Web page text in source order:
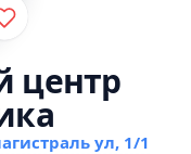
центр
ул, 1/1